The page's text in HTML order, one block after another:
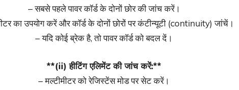
– सबसे पहले पावर कॉर्ड के दोनों छोर की जांच करें।
का उपयोग करें और कॉर्ड के दोनों छोरों पर कंटीन्यूटी (continuity) जांचें।
– यदि कोई ब्रेक है, तो पावर कॉर्ड को बदल दें।
**(ii) हीटिंग एलिमेंट की जांच करें:**
– मल्टीमीटर को रेजिस्टेंस मोड पर सेट करें।